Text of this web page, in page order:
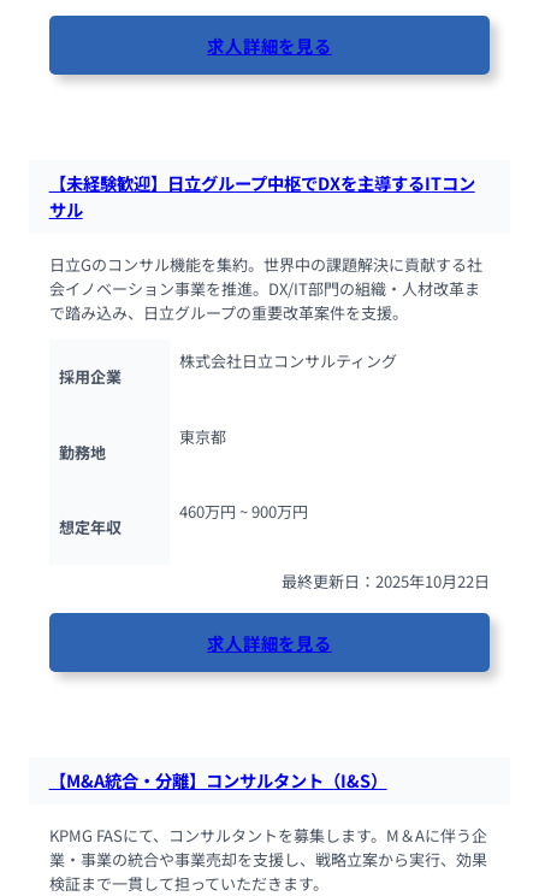
求人詳細を見る
【未経験歓迎】日立グループ中枢でDXを主導するITコン
サル
日立Gのコンサル機能を集約。世界中の課題解決に貢献する社
会イノベーション事業を推進。DX/IT部門の組織・人材改革ま
で踏み込み、日立グループの重要改革案件を支援。
採用企業
株式会社日立コンサルティング
勤務地
東京都
想定年収
460万円 ~ 900万円
最終更新日：2025年10月22日
求人詳細を見る
【M&A統合・分離】コンサルタント（I&S）
KPMG FASにて、コンサルタントを募集します。M＆Aに伴う企
業・事業の統合や事業売却を支援し、戦略立案から実行、効果
検証まで一貫して担っていただきます。